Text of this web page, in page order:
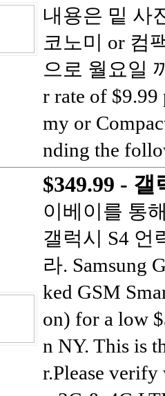
내용은 밑 사
코노미 or 컴
으로 월요일
r rate of $9.99
my or
nding the
$349.99 - 갤
이베이를 통
갤럭시 S4 언
라. Samsung
ked GSM
on) for a low
n NY. This is
r.Please